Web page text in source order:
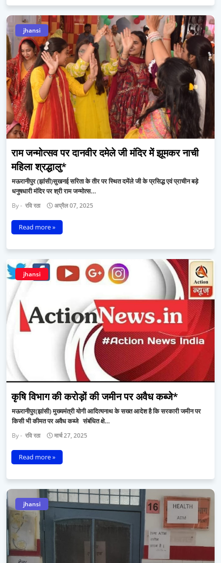
jhansi
राम जन्मोत्सव पर दानवीर दमेले जी मंदिर में झूमकर नाची
महिला श्रद्धालु*
मऊरानीपुर (झांसी)सुखनई सरिता के तीर पर स्थित दमेंले जी के प्रसिद्ध एवं प्राचीन बड़े
धनुषधारी मंदिर पर श्री राम जन्मोत्स…
रवि रठा अप्रैल 07, 2025
Read more »
jhansi
कृषि विभाग की करोड़ों की जमीन पर अवैध कब्जे*
मऊरानीपुर(झांसी) मुख्यमंत्री योगी आदित्यनाथ के सख्त आदेश है कि सरकारी जमीन पर
किसी भी कीमत पर अवैध कब्जे संबंधित क्षे…
रवि रठा मार्च 27, 2025
Read more »
jhansi